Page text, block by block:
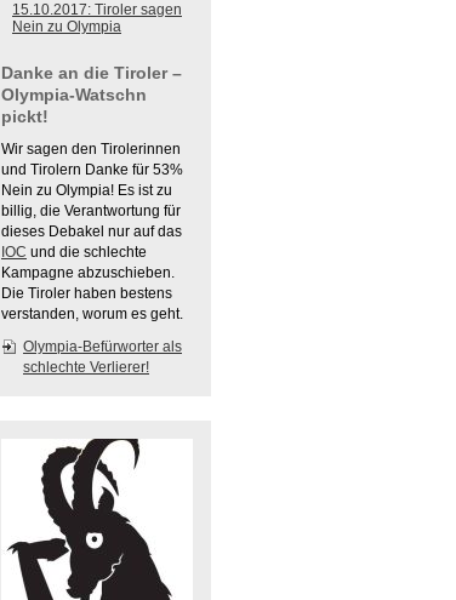
15.10.2017: Tiroler sagen
Nein zu Olympia
Danke an die Tiroler –
Olympia-Watschn
pickt!
Wir sagen den Tirolerinnen
und Tirolern Danke für 53%
Nein zu Olympia! Es ist zu
billig, die Verantwortung für
dieses Debakel nur auf das
IOC und die schlechte
Kampagne abzuschieben.
Die Tiroler haben bestens
verstanden, worum es geht.
Olympia-Befürworter als
schlechte Verlierer!